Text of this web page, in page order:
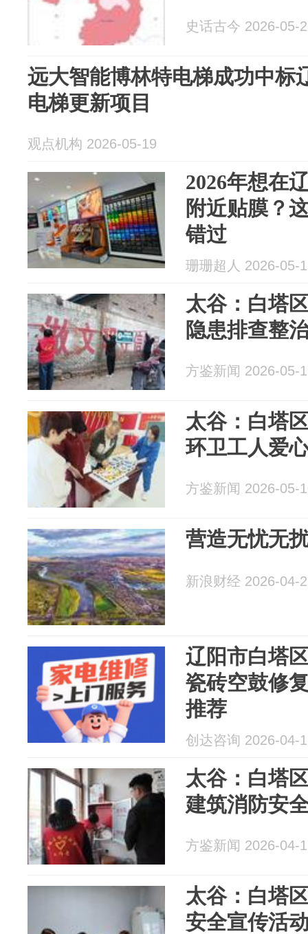
史话古今 2026-05-
远大智能博林特电梯成功中标
电梯更新项目
观点机构 2026-05-19
2026年想在
附近贴膜？
错过
珊珊超人 2026-05-
太谷：白塔
隐患排查整
方鉴新闻 2026-05-
太谷：白塔
环卫工人爱
方鉴新闻 2026-05-
营造无忧无
新浪财经 2026-04-
辽阳市白塔
瓷砖空鼓修
推荐
创达咨询 2026-04-
太谷：白塔
建筑消防安
方鉴新闻 2026-04-
太谷：白塔
安全宣传活